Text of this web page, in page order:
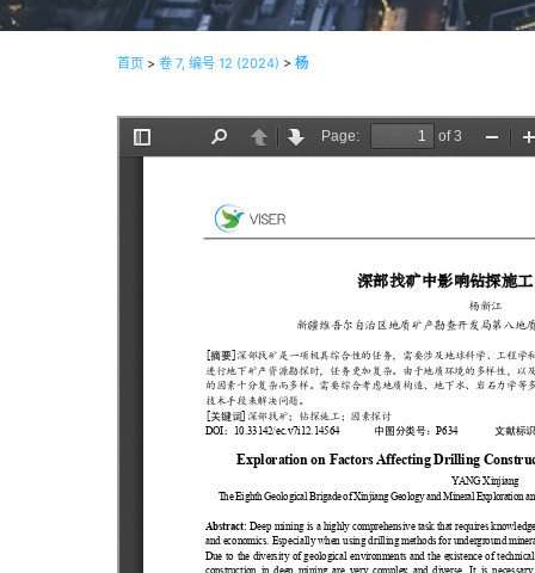
首页 > 卷 7, 编号 12 (2024) > 杨